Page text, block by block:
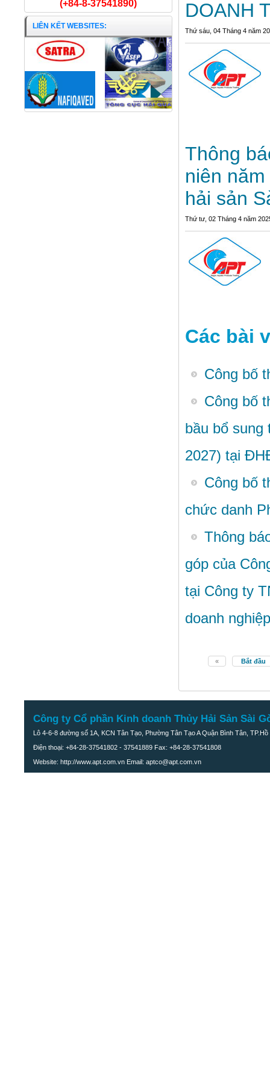
DOANH
Thứ sáu, 04 Tháng 4 năm
Thông
niên
hải sản
Thứ tư, 02 Tháng 4 năm
Các bài
Công bố
Công bố
bầu bổ sung
2027) tại
Công bố
chức danh
Thông
góp của
tại Công ty
doanh
« Bắt đầu
(+84-8-37541890)
LIÊN KẾT WEBSITES:
Công ty Cổ phần Kinh doanh Thủy Hải Sản Sài
Lô 4-6-8 đường số 1A, KCN Tân Tạo, Phường Tân Tạo A Quận Bình Tân, TP.Hồ
Điện thoại: +84-28-37541802 - 37541889 Fax: +84-28-37541808
Website: http://www.apt.com.vn Email: aptco@apt.com.vn